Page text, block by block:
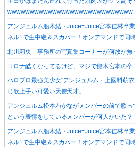
wwwwwwwwwwwwwwwwwwwwwwwwwwww
アンジュルム船木結・Juice=Juice宮本佳林卒
ネル1で生中継＆スカパー！オンデマンドで同
北川莉央「事務所の写真集コーナーが何故か無
コロナ酷くなってるけど、マジで船木宮本の卒
ハロプロ最強美少女"アンジュルム・上國料萌
じ歌上手い可愛い天使天才」
アンジュルム松本わかながメンバーの前で歌っ
という表情をしているメンバーが何人かいた？
アンジュルム船木結・Juice=Juice宮本佳林卒
ネル1で生中継＆スカパー！オンデマンドで同